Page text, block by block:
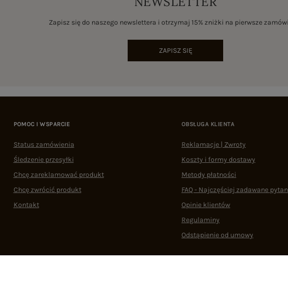
Zapisz się do naszego newslettera i otrzymaj 15% zniżki na pierwsze
ZAPISZ SIĘ
POMOC I WSPARCIE
Status zamówienia
Śledzenie przesyłki
Chcę zareklamować produkt
Chcę zwrócić produkt
Kontakt
OBSŁUGA KLIENTA
Reklamacje | Zwroty
Koszty i formy dostawy
Metody płatności
FAQ - Najczęściej zadawane
Opinie klientów
Regulaminy
Odstąpienie od umowy